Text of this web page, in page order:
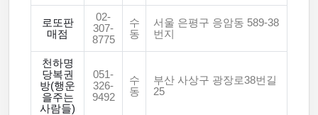
로또판
매점
02-
307-
8775
수
동
서울 은평구 응암동 589-38
번지
천하명
당복권
방(행운
을주는
사람들)
051-
326-
9492
수
동
부산 사상구 광장로38번길
25